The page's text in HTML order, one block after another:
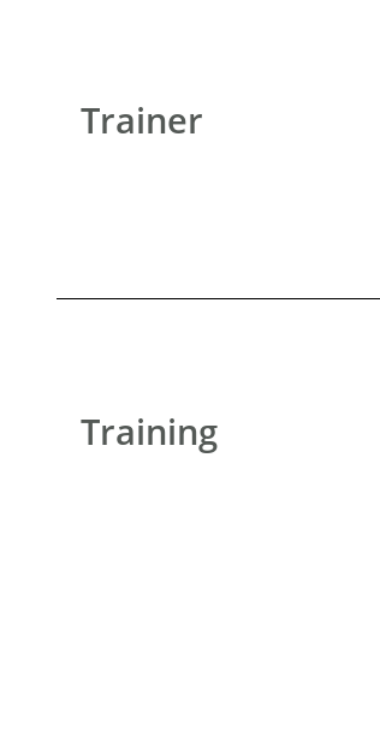
Trainer
Training